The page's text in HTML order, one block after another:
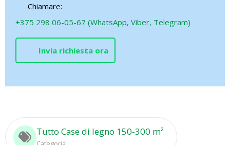
Chiamare:
+375 298 06-05-67 (WhatsApp, Viber, Telegram)
Invia richiesta ora
Tutto Case di legno 150-300 m²